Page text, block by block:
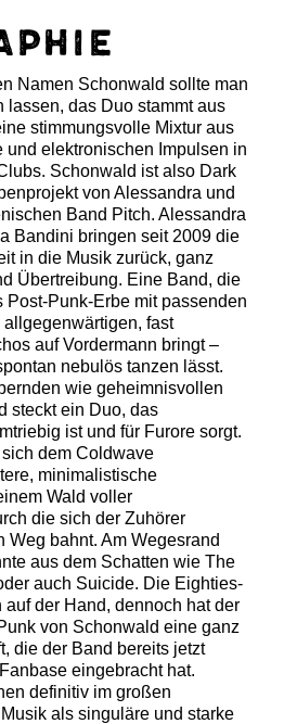
Namen Schonwald sollte man
lassen, das Duo stammt aus
stimmungsvolle Mixtur aus
und elektronischen Impulsen in
Schonwald ist also Dark
von Alessandra und
Band Pitch. Alessandra
Bandini bringen seit 2009 die
in die Musik zurück, ganz
Übertreibung. Eine Band, die
Post-Punk-Erbe mit passenden
fast
auf Vordermann bringt –
nebulös tanzen lässt.
wie geheimnisvollen
steckt ein Duo, das
ist und für Furore sorgt.
dem Coldwave
minimalistische
Wald voller
die sich der Zuhörer
Weg bahnt. Am Wegesrand
aus dem Schatten wie The
auch Suicide. Die Eighties-
auf der Hand, dennoch hat der
von Schonwald eine ganz
die der Band bereits jetzt
eingebracht hat.
definitiv im großen
als singuläre und starke